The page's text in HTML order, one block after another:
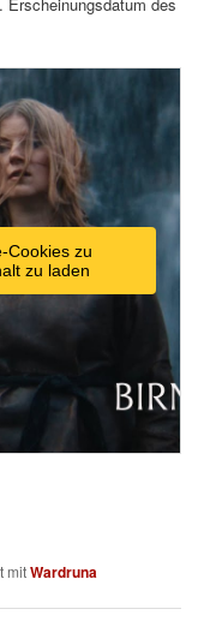
Cookies zu
zu laden
mitWardruna